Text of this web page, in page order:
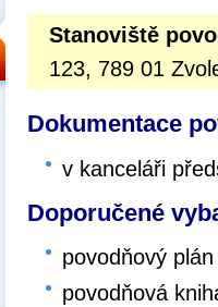
Stanoviště
123, 789 01
Dokumentace
v kanceláři
Doporučené
povodňový plán
povodňová